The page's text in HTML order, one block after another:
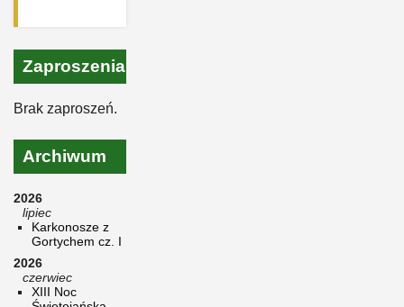
Zaproszenia
Brak zaproszeń.
Archiwum
2026
lipiec
Karkonosze z
Gortychem cz. I
2026
czerwiec
XIII Noc